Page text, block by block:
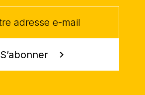
S’abonner chevron_right